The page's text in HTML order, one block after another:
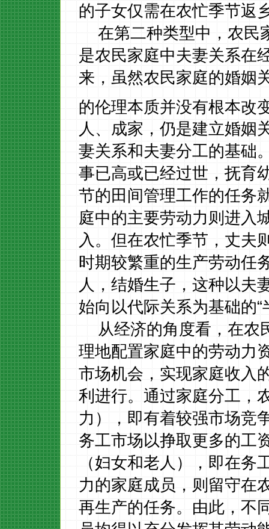
的子女仅需在农忙季节返
在第二种类型中，农民
是农民家庭中夫妻关系在
来，虽然农民家庭的婚姻
的伦理本质并没有根本改
人、成家，仍是建立婚姻
妻关系和夫妻分工的基础
事已高或已经过世，抚育
节的田间管理工作的任务
庭中的主要劳动力则进入
入。但在农忙季节，丈夫
时期较繁重的生产劳动任
人，结婚生子，这种以夫
始向以代际关系为基础的“
从经济的角度看，在农
理地配置家庭中的劳动力
市场机会，实现家庭收入
利进行。通过家庭分工，
力），即有着较强市场竞
务工市场以挣取更多的工
（妇女和老人），即在务
力的家庭成员，则留守在
再生产的任务。由此，不